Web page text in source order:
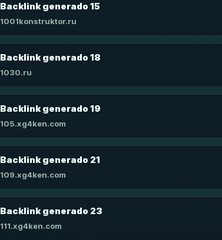
Backlink generado 15
1001konstruktor.ru
Backlink generado 18
1030.ru
Backlink generado 19
105.xg4ken.com
Backlink generado 21
109.xg4ken.com
Backlink generado 23
111.xg4ken.com